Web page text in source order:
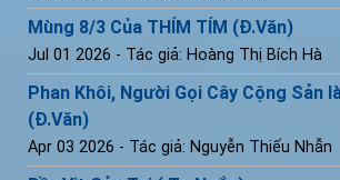
Mùng 8/3 Của THÍM TÍM (Đ.Văn)
Jul 01 2026 - Tác giả: Hoàng Thị Bích Hà
Phan Khôi, Người Gọi Cây Cộng Sản
(Đ.Văn)
Apr 03 2026 - Tác giả: Nguyễn Thiếu Nhẫn